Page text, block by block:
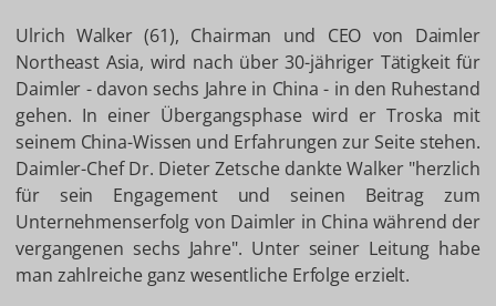
Ulrich Walker (61), Chairman und CEO von Daimler
Northeast Asia, wird nach über 30-jähriger Tätigkeit für
Daimler - davon sechs Jahre in China - in den Ruhestand
gehen. In einer Übergangsphase wird er Troska mit
seinem China-Wissen und Erfahrungen zur Seite stehen.
Daimler-Chef Dr. Dieter Zetsche dankte Walker "herzlich
für sein Engagement und seinen Beitrag zum
Unternehmenserfolg von Daimler in China während der
vergangenen sechs Jahre". Unter seiner Leitung habe
man zahlreiche ganz wesentliche Erfolge erzielt.